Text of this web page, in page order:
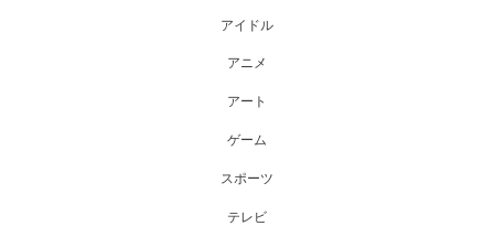
アイドル
アニメ
アート
ゲーム
スポーツ
テレビ